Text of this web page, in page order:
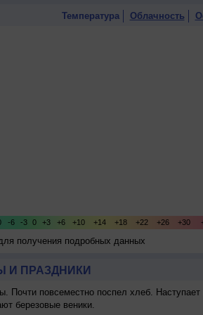
Температура Облачность
получения подробных данных
И ПРАЗДНИКИ
Почти повсеместно поспел хлеб. Наступает
березовые веники.